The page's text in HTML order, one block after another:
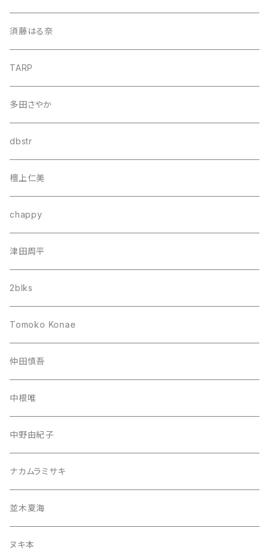
須藤はる奈
TARP
多田さやか
dbstr
檀上仁美
chappy
津田周平
2blks
Tomoko Konae
仲田慎吾
中根唯
中野由紀子
ナカムラミサキ
並木夏海
ヌキ本